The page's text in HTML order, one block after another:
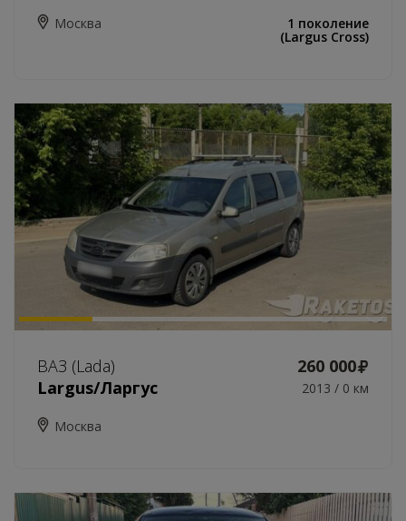
Москва 1 поколение
(Largus Cross)
ВАЗ (Lada)
260 000
Largus/Ларгус
2013 / 0 км
Москва